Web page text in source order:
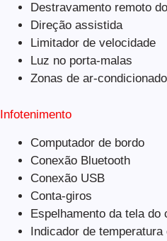
Destravamento remoto
Direção assistida
Limitador de velocidade
Luz no porta-malas
Zonas de ar-
Infotenimento
Computador de bordo
Conexão Bluetooth
Conexão USB
Conta-giros
Espelhamento da tela do
Indicador de temperatura